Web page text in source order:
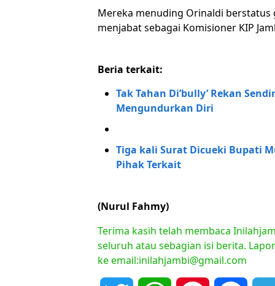
Mereka menuding Orinaldi berstatus
menjabat sebagai Komisioner KIP
Beria terkait:
Tak Tahan Di’bully’ Rekan
Mengundurkan Diri
Tiga kali Surat Dicueki Bupati
Pihak Terkait
(Nurul Fahmy)
Terima kasih telah membaca
seluruh atau sebagian isi berita.
ke email:inilahjambi@gmail.com